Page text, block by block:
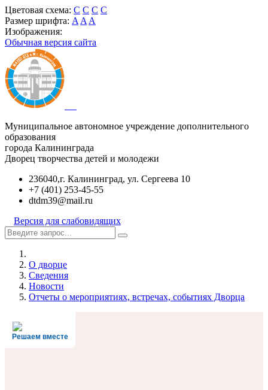
Цветовая схема: C C C C
Размер шрифта: A A A
Изображения:
Обычная версия сайта
Муниципальное автономное учреждение дополнительного
образования
города Калининграда
Дворец творчества детей и молодежи
236040,г. Калининград, ул. Сергеева 10
+7 (401) 253-45-55
dtdm39@mail.ru
Версия для слабовидящих
О дворце
Сведения
Новости
Отчеты о мероприятиях, встречах, событиях Дворца
Решаем вместе